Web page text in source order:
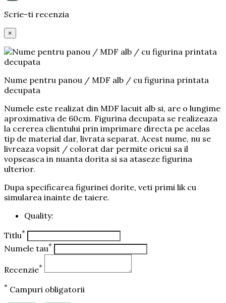
Scrie-ti recenzia
×
Nume pentru panou / MDF alb / cu figurina printata
decupata
Numele este realizat din MDF lacuit alb si, are o lungime
aproximativa de 60cm. Figurina decupata se realizeaza
la cererea clientului prin imprimare directa pe acelas
tip de material dar, livrata separat. Acest nume, nu se
livreaza vopsit / colorat dar permite oricui sa il
vopseasca in nuanta dorita si sa ataseze figurina
ulterior.
Dupa specificarea figurinei dorite, veti primi lik cu
simularea inainte de taiere.
Quality:
Titlu*
Numele tau*
Recenzie*
* Campuri obligatorii